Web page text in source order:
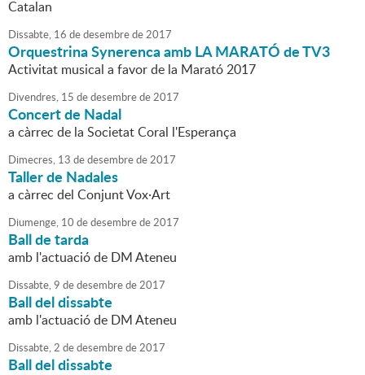
Catalan
Dissabte, 16 dedesembrede2017
Orquestrina Synerenca amb LA MARATÓ de TV3
Activitat musical a favor de la Marató 2017
Divendres, 15 dedesembrede2017
Concert de Nadal
a càrrec de la Societat Coral l'Esperança
Dimecres, 13 dedesembrede2017
Taller de Nadales
a càrrec del Conjunt Vox·Art
Diumenge, 10 dedesembrede2017
Ball de tarda
amb l'actuació de DM Ateneu
Dissabte,9 dedesembrede2017
Ball del dissabte
amb l'actuació de DM Ateneu
Dissabte,2 dedesembrede2017
Ball del dissabte